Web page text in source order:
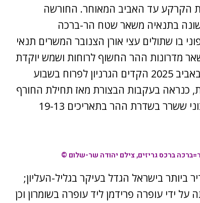
הקרקע עד האביב המאוחר. החורשה
בתנאיה משאר שטח הר-ברכה
בו שתולים עצי אורן הצנובר המשרים תנאי
מדרונות ההר החשוף לרוחות ושמש יוקדת
ברום 850 מטר. השנה באביב 2025 הקדים הגרניון לפרוח בשבוע
כנראה בעקבות הבצורת מאז תחילת החורף
וששת ימי החמסין הקיצוני ששרר בשדרת ההר בתאריכים 19-13
הר=ברכה ברכס גריזים, צילם יהודה שר-שלום ©
ביותר בישראל הגדל בעיקר בגליל-העליון;
על ידי עופרה פרידמן ליד עופרה בשומרון וכן